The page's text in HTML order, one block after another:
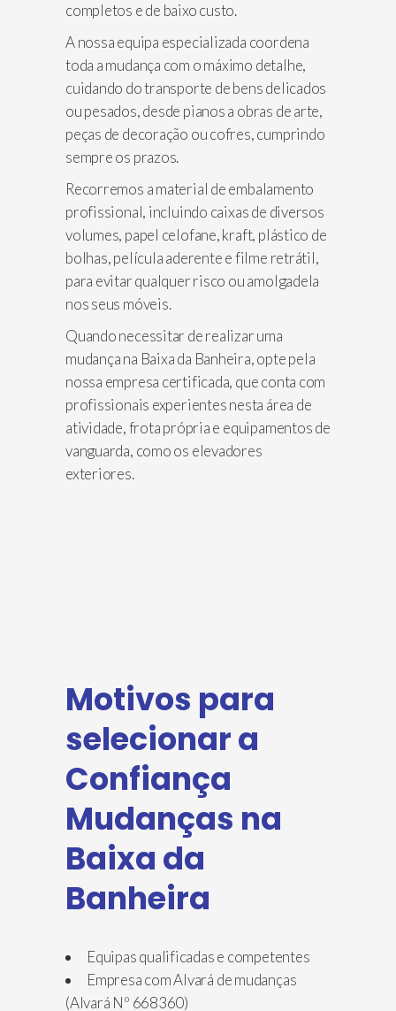
completos e de baixo custo.
A nossa equipa especializada coordena
toda a mudança com o máximo detalhe,
cuidando do transporte de bens delicados
ou pesados, desde pianos a obras de arte,
peças de decoração ou cofres, cumprindo
sempre os prazos.
Recorremos a material de embalamento
profissional, incluindo caixas de diversos
volumes, papel celofane, kraft, plástico de
bolhas, película aderente e filme retrátil,
para evitar qualquer risco ou amolgadela
nos seus móveis.
Quando necessitar de realizar uma
mudança na Baixa da Banheira, opte pela
nossa empresa certificada, que conta com
profissionais experientes nesta área de
atividade, frota própria e equipamentos de
vanguarda, como os elevadores
exteriores.
Motivos para
selecionar a
Confiança
Mudanças na
Baixa da
Banheira
Equipas qualificadas e competentes
Empresa com Alvará de mudanças
(Alvará Nº 668360)